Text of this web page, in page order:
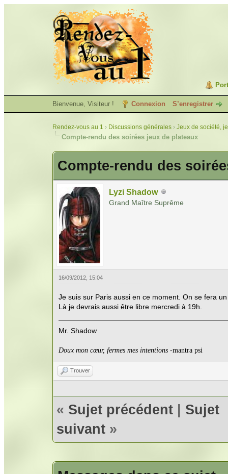
Bienvenue, Visiteur ! Connexion S’enregistrer
Rendez-vous au 1 › Discussions générales › Jeux de société,
Compte-rendu des soirées jeux de plateaux
Compte-rendu des
Lyzi Shadow
Grand Maître Suprême
16/09/2012, 15:04
Je suis sur Paris aussi en ce moment. On se fera
Là je devrais aussi être libre mercredi à 19h.
Mr. Shadow
Doux mon cœur, fermes mes intentions -mantra psi
Trouver
« Sujet précédent | Sujet
suivant »